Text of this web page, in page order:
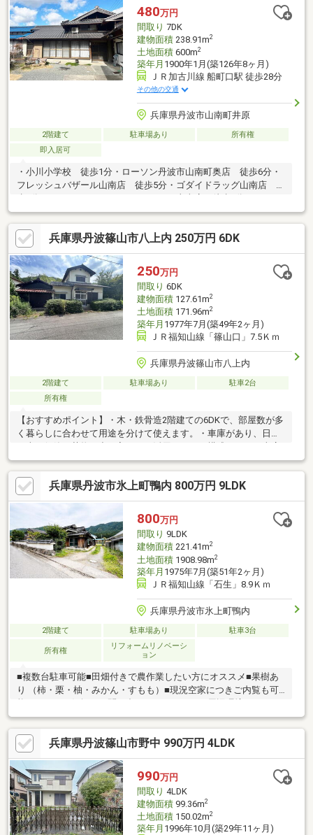
480万円
間取り 7DK
建物面積238.91m2
土地面積600m2
築年月 1900年1月(築126年8ヶ月)
ＪＲ加古川線 船町口駅 徒歩28分
その他の交通
兵庫県丹波市山南町井原
2階建て 駐車場あり
所有権
即入居可
・小川小学校 徒歩1分・ローソン丹波市山南町奥店 徒歩6分・
フレッシュバザール山南店 徒歩5分・ゴダイドラッグ山南店 徒
兵庫県丹波篠山市八上内 250万円 6DK
250万円
間取り 6DK
建物面積127.61m2
土地面積171.96m2
築年月 1977年7月(築49年2ヶ月)
ＪＲ福知山線「篠山口」7.5Ｋｍ
兵庫県丹波篠山市八上内
2階建て 駐車場あり
駐車2台
所有権
【おすすめポイント】・木・鉄骨造2階建ての6DKで、部屋数が多
く暮らしに合わせて用途を分けて使えます。・車庫があり、日々
の車の保管や荷物の出し入れにも活用しやすい構成です。・車庫
とは別に物置があり、収納や作業スペースなど使い分けが可能で
す。・キッチンには勝手口があり、窓も備わっているため換気を
しながら作業できます。・洗面室とトイレがまとまっており、朝
の身支度や日常の動線をまとめやすい間取りです。・車通りの少
ない立地で、落ち着いた住環境の中で日々を過ごせます。
兵庫県丹波市氷上町鴨内 800万円 9LDK
800万円
間取り 9LDK
建物面積221.41m2
土地面積1908.98m2
築年月 1975年7月(築51年2ヶ月)
ＪＲ福知山線「石生」8.9Ｋｍ
兵庫県丹波市氷上町鴨内
2階建て 駐車場あり 駐車3台
所有権
リフォームリノベーシ
ョン
■複数台駐車可能■田畑付きで農作業したい方にオススメ■果樹あ
り （柿・栗・柚・みかん・すもも）■現況空家につきご内覧も可
リーマート丹波氷上香良店…約1800mフレッシュバザール氷上町
店…約5300m中兵庫信用金庫青垣支店…約5600m医療法人敬愛会大
塚病院…約3000m丹波市立北小学校…2700m丹波市立氷上中学校…
約5800m
兵庫県丹波篠山市野中 990万円 4LDK
990万円
間取り 4LDK
建物面積99.36m2
土地面積150.02m2
築年月 1996年10月(築29年11ヶ月)